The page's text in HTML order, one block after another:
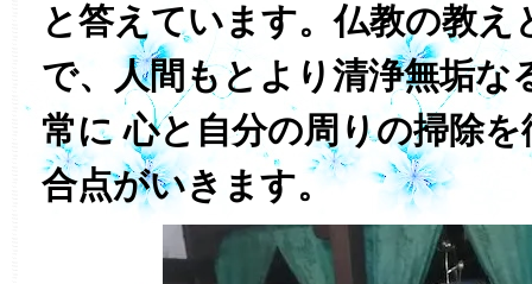
と答えています。仏教の教え
で、人間もとより清浄無垢な
常に 心と自分の周りの掃除
合点がいきます。